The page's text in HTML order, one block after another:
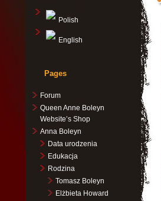
Polish
English
Pages
Forum
Queen Anne Boleyn
Website’s Shop
Anna Boleyn
Data urodzenia
Edukacja
Rodzina
Tomasz Boleyn
Elżbieta Howard